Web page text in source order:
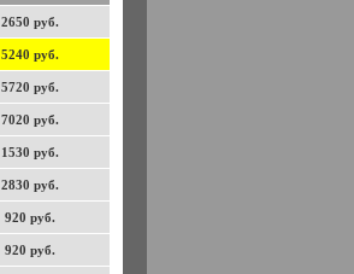
2650 руб.
5240 руб.
5720 руб.
7020 руб.
1530 руб.
2830 руб.
920 руб.
920 руб.